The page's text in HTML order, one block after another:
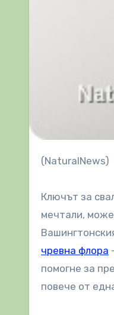
(NaturalNews)
Ключът за
мечтали,
чревна флора
помогне за
повече от